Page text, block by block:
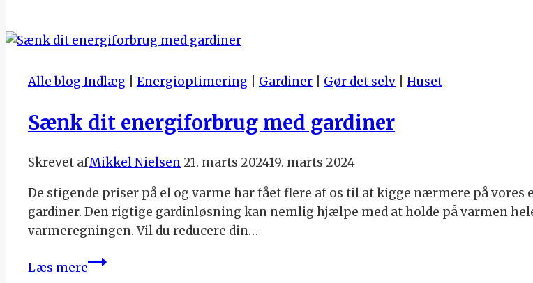
Alle blog Indlæg Energioptimering Gardiner Gør det selv Huset
Sænk dit energiforbrug med gardiner
Skrevet afMikkel Nielsen 21. marts 202419. marts 2024
De stigende priser på el og varme har fået flere af os til at kigge nærmere på
gardiner. Den rigtige gardinløsning kan nemlig hjælpe med at holde på varmen
varmeregningen. Vil du reducere din…
Læs mereSænk